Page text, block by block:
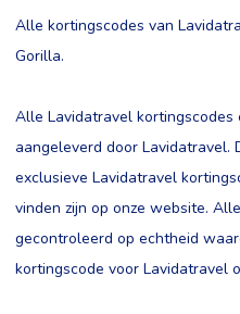
Alle kortingscodes van
Gorilla.
Alle Lavidatravel kortingscodes
aangeleverd door Lavidatravel.
exclusieve Lavidatravel
vinden zijn op onze website.
gecontroleerd op echtheid
kortingscode voor Lavidatravel